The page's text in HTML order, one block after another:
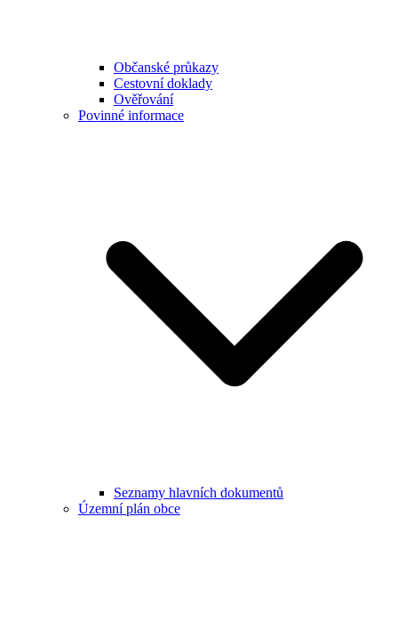
Občanské průkazy
Cestovní doklady
Ověřování
Povinné informace
Seznamy hlavních dokumentů
Územní plán obce